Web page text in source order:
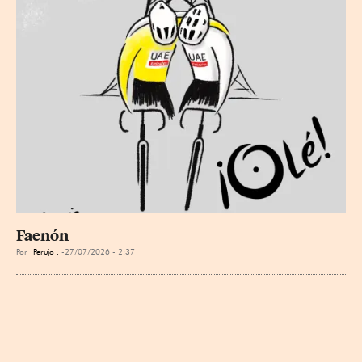
Faenón
Por Perujo . 27/07/2026 - 2:37